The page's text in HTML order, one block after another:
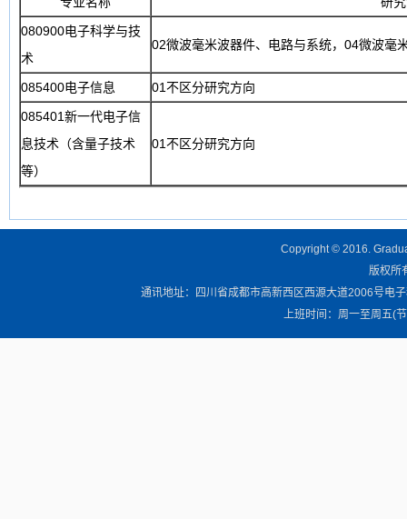
080900电子科学与技
术
02微波毫米波器件、电路与系统，04微波毫
085400电子信息
01不区分研究方向
085401新一代电子信
息技术（含量子技术
等）
01不区分研究方向
Copyright © 2016.
版权所
通讯地址：四川省成都市高新西区西源大道2006号电
上班时间：周一至周五(